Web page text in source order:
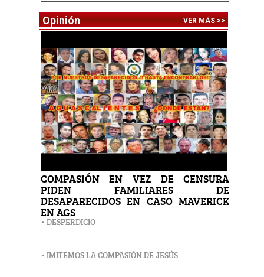
Opinión VER MÁS >>
COMPASIÓN EN VEZ DE CENSURA
PIDEN FAMILIARES DE
DESAPARECIDOS EN CASO MAVERICK
EN AGS
• DESPERDICIO
• IMITEMOS LA COMPASIÓN DE JESÚS